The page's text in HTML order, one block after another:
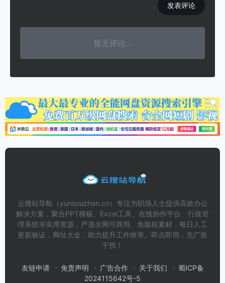
发表评论
暂无评论...
云搜站导航（yunsouzhan.cn）专注为职场人士提供高效办公
解决方案，聚合PPT模板、Excel工具、在线协作平台、行政管
理系统等实用资源，严选全网可商用、免版权素材，每日人工
更新验证，网址大全，助力提升工作效率。即点即用，无广告
干扰！
友链申请 免责声明 广告合作 关于我们
蜀ICP备
2024115642号-5